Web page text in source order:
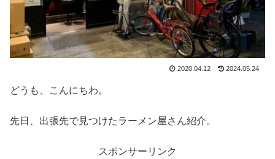
2020.04.12 2024.05.24
どうも、こんにちわ。
先日、出張先で見つけたラーメン屋さん紹介。
スポンサーリンク